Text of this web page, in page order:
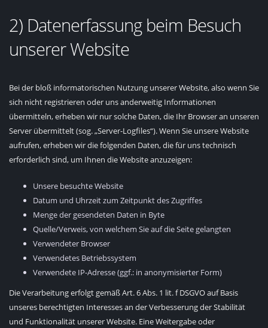
2) Datenerfassung beim Besuch
unserer Website
Bei der bloß informatorischen Nutzung unserer Website, also wenn Sie
sich nicht registrieren oder uns anderweitig Informationen
übermitteln, erheben wir nur solche Daten, die Ihr Browser an unseren
Server übermittelt (sog. „Server-Logfiles“). Wenn Sie unsere Website
aufrufen, erheben wir die folgenden Daten, die für uns technisch
erforderlich sind, um Ihnen die Website anzuzeigen:
Unsere besuchte Website
Datum und Uhrzeit zum Zeitpunkt des Zugriffes
Menge der gesendeten Daten in Byte
Quelle/Verweis, von welchem Sie auf die Seite gelangten
Verwendeter Browser
Verwendetes Betriebssystem
Verwendete IP-Adresse (ggf.: in anonymisierter Form)
Die Verarbeitung erfolgt gemäß Art. 6 Abs. 1 lit. f DSGVO auf Basis
unseres berechtigten Interesses an der Verbesserung der Stabilität
und Funktionalität unserer Website. Eine Weitergabe oder